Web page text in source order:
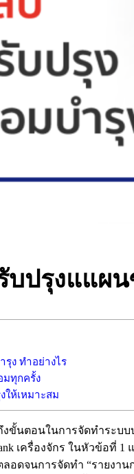
บปรุงแแผ
ง ทำอย่างไร
ทุกครั้ง
ห้เหมาะสม
ขั้นตอนในการจัดทำระบบบ
เครื่องจักร ในหัวข้อที่
ดจนการจัดทำ “รายงาน